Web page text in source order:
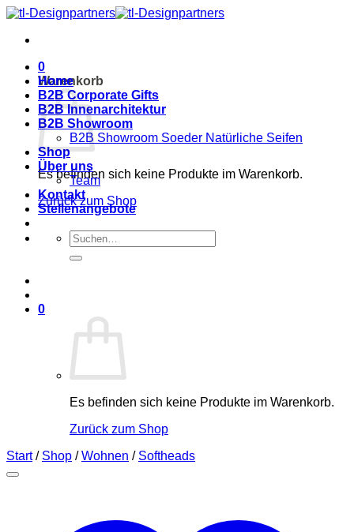
Zum
springen
0
Warenkorb
Es befinden sich keine Produkte im Warenkorb.
Zurück zum Shop
Home
B2B Corporate Gifts
B2B Innenarchitektur
B2B Showroom
B2B Showroom Soeder Natürliche Seifen
Shop
Über uns
Team
Kontakt
Stellenangebote
Suche
nach:
0
Es befinden sich keine Produkte im Warenkorb.
Zurück zum Shop
Start / Shop / Wohnen / Softheads